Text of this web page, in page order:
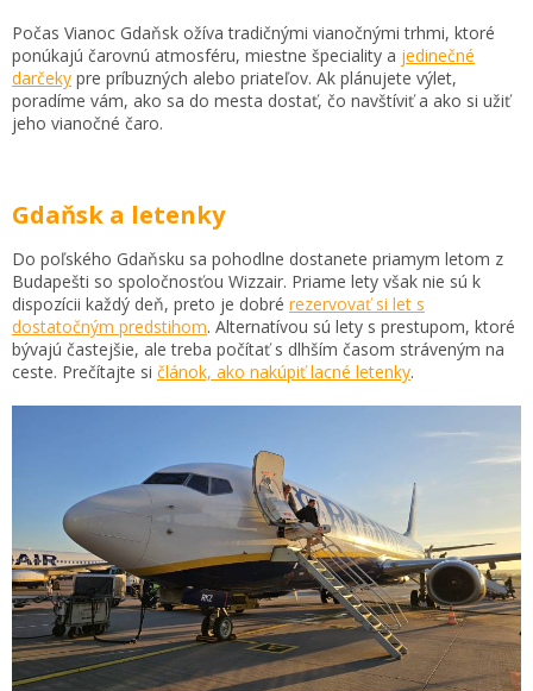
Počas Vianoc Gdaňsk ožíva tradičnými vianočnými trhmi, ktoré
ponúkajú čarovnú atmosféru, miestne špeciality a jedinečné
darčeky pre príbuzných alebo priateľov. Ak plánujete výlet,
poradíme vám, ako sa do mesta dostať, čo navštíviť a ako si užiť
jeho vianočné čaro.
Gdaňsk a letenky
Do poľského Gdaňsku sa pohodlne dostanete priamym letom z
Budapešti so spoločnosťou Wizzair. Priame lety však nie sú k
dispozícii každý deň, preto je dobré rezervovať si let s
dostatočným predstihom. Alternatívou sú lety s prestupom, ktoré
bývajú častejšie, ale treba počítať s dlhším časom stráveným na
ceste. Prečítajte si článok, ako nakúpiť lacné letenky.